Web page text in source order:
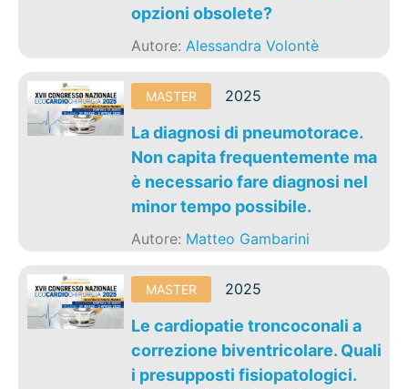
opzioni obsolete?
Autore:Alessandra Volontè
MASTER 2025
La diagnosi di pneumotorace.
Non capita frequentemente ma
è necessario fare diagnosi nel
minor tempo possibile.
Autore: Matteo Gambarini
MASTER 2025
Le cardiopatie troncoconali a
correzione biventricolare. Quali
i presupposti fisiopatologici.